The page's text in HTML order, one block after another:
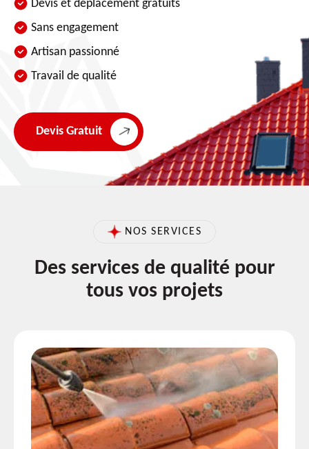
Devis et déplacement gratuits
Sans engagement
Artisan passionné
Travail de qualité
Devis Gratuit
NOS SERVICES
Des services de qualité pour
tous vos projets